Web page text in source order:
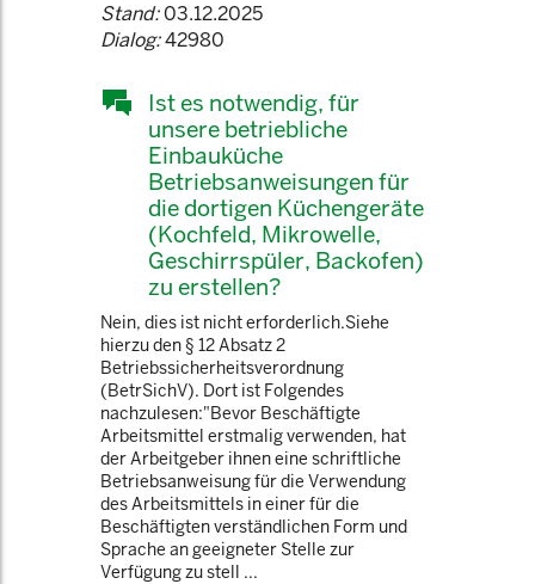
Stand:03.12.2025
Dialog:42980
Ist es notwendig, für
unsere betriebliche
Einbauküche
Betriebsanweisungen für
die dortigen Küchengeräte
(Kochfeld, Mikrowelle,
Geschirrspüler, Backofen)
zu erstellen?
Nein, dies ist nicht erforderlich.Siehe
hierzu den § 12 Absatz 2
Betriebssicherheitsverordnung
(BetrSichV). Dort ist Folgendes
nachzulesen:"Bevor Beschäftigte
Arbeitsmittel erstmalig verwenden, hat
der Arbeitgeber ihnen eine schriftliche
Betriebsanweisung für die Verwendung
des Arbeitsmittels in einer für die
Beschäftigten verständlichen Form und
Sprache an geeigneter Stelle zur
Verfügung zu stell ...